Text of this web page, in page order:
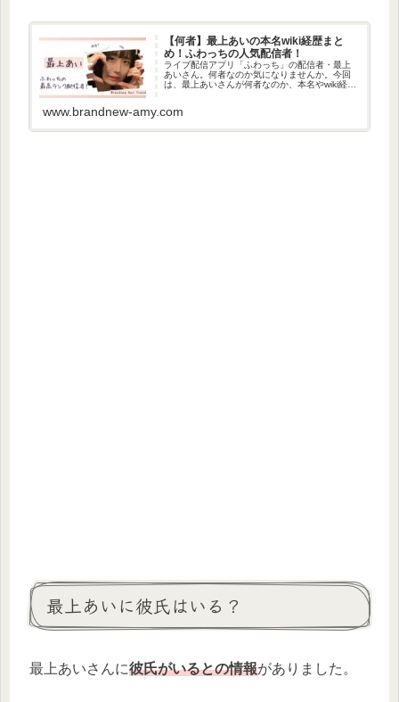
【何者】最上あいの本名wiki経歴まと
め！ふわっちの人気配信者！
ライブ配信アプリ「ふわっち」の配信者・最上
あいさん。何者なのか気になりませんか。今回
は、最上あいさんが何者なのか、本名やwiki経歴
いちゃん職業：...
www.brandnew-amy.com
最上あいに彼氏はいる？
最上あいさんに彼氏がいるとの情報がありました。